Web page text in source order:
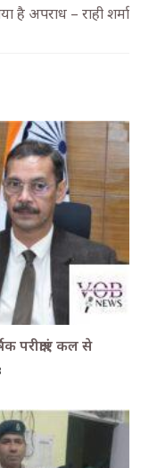
अपराध – राही शर्मा
परीक्षाएं कल से